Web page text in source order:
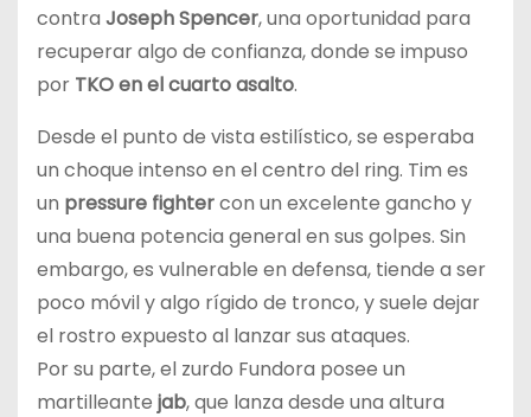
contra Joseph Spencer, una oportunidad para
recuperar algo de confianza, donde se impuso
por TKO en el cuarto asalto.
Desde el punto de vista estilístico, se esperaba
un choque intenso en el centro del ring. Tim es
un pressure fightercon un excelente gancho y
una buena potencia general en sus golpes. Sin
embargo, es vulnerable en defensa, tiende a ser
poco móvil y algo rígido de tronco, y suele dejar
el rostro expuesto al lanzar sus ataques.
Por su parte, el zurdo Fundora posee un
martilleante jab, que lanza desde una altura